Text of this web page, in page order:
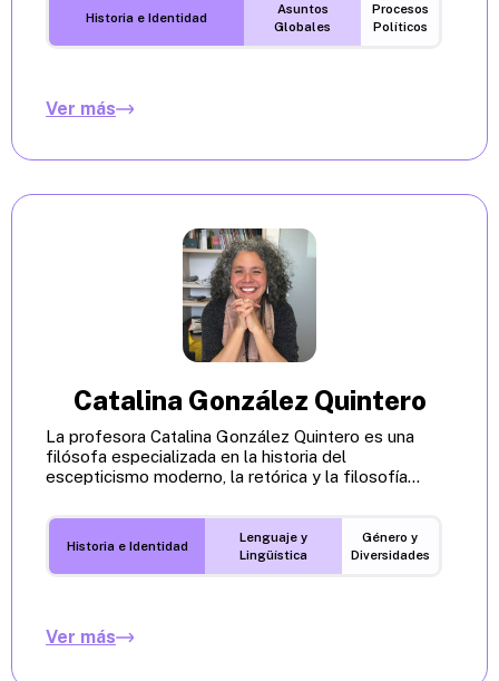
Historia e Identidad
Asuntos
Globales
Procesos
Políticos
Ver más
Catalina González Quintero
La profesora Catalina González Quintero es una
filósofa especializada en la historia del
escepticismo moderno, la retórica y la filosofía...
Historia e Identidad
Lenguaje y
Lingüística
Género y
Diversidades
Ver más